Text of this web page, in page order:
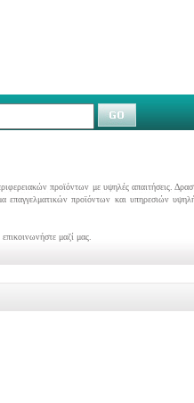
προϊόντων με υψηλές απαιτήσεις.
προϊόντων και υπηρεσιών
μαζί μας.